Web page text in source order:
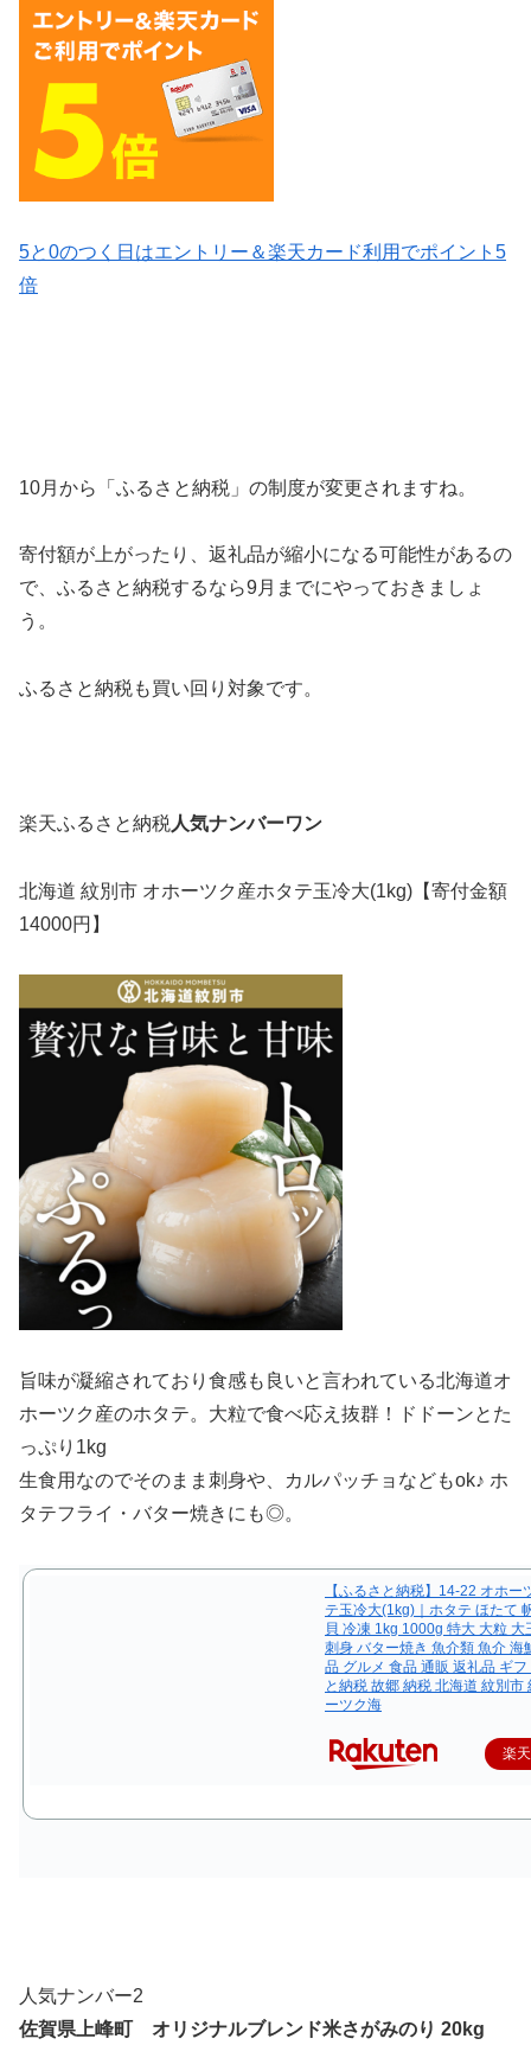
5と0のつく日はエントリー＆楽天カード利用でポイント5
倍
10月 から「 ふるさと納税 」の制度が変更されますね。
寄付額が上がったり、返礼品が縮小になる可能性があるの
で、ふるさと納税するなら9月までにやっておきましょ
う。
ふるさと納税も買い回り対象です。
楽天ふるさと納税人気ナンバーワン
北海道 紋別市 オホーツク産ホタテ玉冷大(1kg)【寄付金額
14000円】
旨味が凝縮されており食感も良いと言われている北海道オ
ホーツク産のホタテ。大粒で食べ応え抜群！ドドーンとた
っぷり1kg
生食用なのでそのまま刺身や、カルパッチョなどもok♪ ホ
タテフライ・バター焼きにも◎。
【ふるさと納税】14-22 オホー
テ玉冷大(1kg)｜ホタテ ほたて
貝 冷凍 1kg 1000g 特大 大粒 大
刺身 バター焼き 魚介類 魚介 海
品 グルメ 食品 通販 返礼品 ギ
と納税 故郷 納税 北海道 紋別市
ーツク海
楽
人気ナンバー2
佐賀県上峰町 オリジナルブレンド米さがみのり 20kg